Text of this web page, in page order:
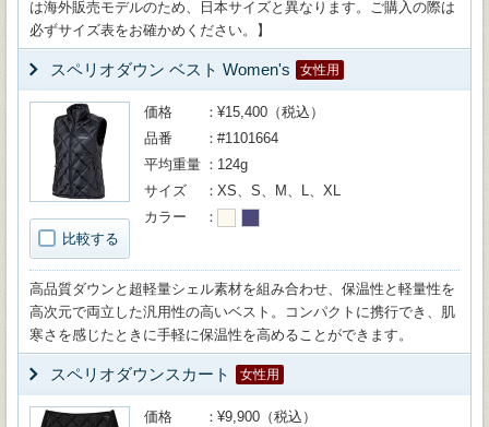
は海外販売モデルのため、日本サイズと異なります。ご購入の際は
必ずサイズ表をお確かめください。】
スペリオダウン ベスト Women's 女性用
比較する
価格
¥15,400（税込）
品番
#1101664
平均重量
124g
サイズ
XS、S、M、L、XL
カラー
高品質ダウンと超軽量シェル素材を組み合わせ、保温性と軽量性を
高次元で両立した汎用性の高いベスト。コンパクトに携行でき、肌
寒さを感じたときに手軽に保温性を高めることができます。
スペリオダウンスカート 女性用
価格
¥9,900（税込）